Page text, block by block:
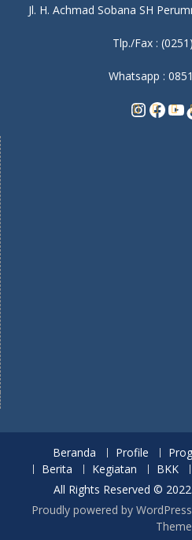
Jl. H. Achmad Sobana SH
Tlp./Fax :
Whatsapp :
Beranda Profile
Berita
Kegiatan BKK
All Rights Reserved ©
Proudly powered by WordPress